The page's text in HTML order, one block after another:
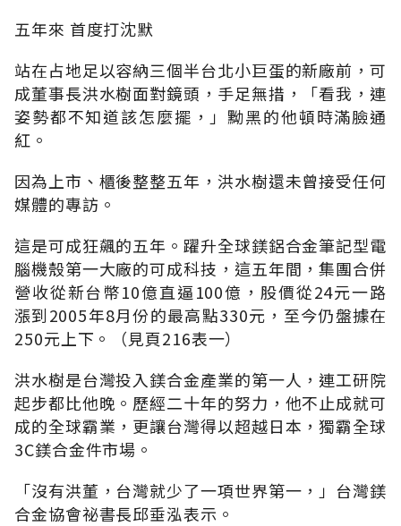
五年來 首度打沈默
站在占地足以容納三個半台北小巨蛋的新廠前，可
成董事長洪水樹面對鏡頭，手足無措，「看我，連
姿勢都不知道該怎麼擺，」黝黑的他頓時滿臉通
紅。
因為上市、櫃後整整五年，洪水樹還未曾接受任何
媒體的專訪。
這是可成狂飆的五年。躍升全球鎂鋁合金筆記型電
腦機殼第一大廠的可成科技，這五年間，集團合併
營收從新台幣10億直逼100億，股價從24元一路
漲到2005年8月份的最高點330元，至今仍盤據在
250元上下。（見頁216表一）
洪水樹是台灣投入鎂合金產業的第一人，連工研院
起步都比他晚。歷經二十年的努力，他不止成就可
成的全球霸業，更讓台灣得以超越日本，獨霸全球
3C鎂合金件市場。
「沒有洪董，台灣就少了一項世界第一，」台灣鎂
合金協會祕書長邱垂泓表示。